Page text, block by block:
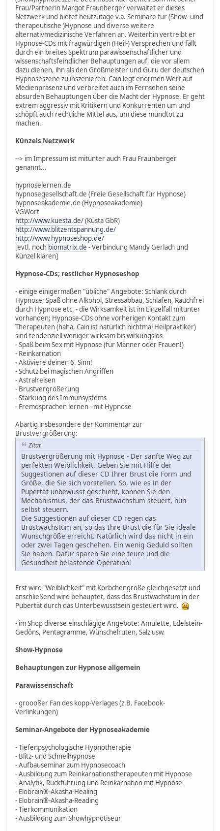
Frau/Partnerin Margot Fraunberger verwaltet er dieses
Netzwerk und bietet heutzutage v.a. Seminare für (Show- uind
therapeutische )Hypnose und diverse weitere
alternativmedizinische Verfahren an. Weiterhin vertreibt er
Hypnose-CDs mit fragwürdigen (Heil-) Versprechen und fällt
durch ein breites Spektrum parawissenschaftlicher und
wissenschaftsfeindlicher Behauptungen auf, die vor allem
dazu dienen, ihn als den Großmeister und Guru der deutschen
Hypnoseszene zu inszenieren. Cain legt enormen Wert auf
Medienpräsenz und verbreitet auch im Fernsehen seine
absurden Behauptungen über die Macht der Hypnose. Er geht
extrem aggressiv mit Kritikern und Konkurrenten um und
schöpft auch rechtliche Mittel aus, um diese mundtot zu
machen.
Künzels Netzwerk
--> im Impressum ist mitunter auch Frau Fraunberger
genannt...
hypnoselernen.de
hypnosegesellschaft.de (Freie Gesellschaft für Hypnose)
hypnoseakademie.de (Hypnoseakademie)
VGWort
http://www.kuesta.de/(Küsta GbR)
http://www.blitzentspannung.de/
http://www.hypnoseshop.de/
[evtl. noch biomatrix.de - Verbindung Mandy Gerlach und
Künzel klären]
Hypnose-CDs; restlicher Hypnoseshop
- einige einigermaßen "übliche" Angebote: Schlank durch
Hypnose; Spaß ohne Alkohol, Stressabbau, Schlafen, Rauchfrei
durch Hypnose etc. - die Wirksamkeit ist im Einzelfall mitunter
vorhanden; Hypnose-CDs ohne vorherigen Kontakt zum
Therapeuten (haha, Cain ist natürlich nichtmal Heilpraktiker)
sind tendenziell weniger wirksam bis wirkungslos
- Spaß beim Sex mit Hypnose (für Männer oder Frauen!)
- Reinkarnation
- Aktiviere deinen 6. Sinn!
- Schutz bei magischen Angriffen
- Astralreisen
- Brustvergrößerung
- Stärkung des Immunsystems
- Fremdsprachen lernen - mit Hypnose
Abartig insbesondere der Kommentar zur
Brustvergrößerung:
Zitat
Brustvergrößerung mit Hypnose - Der sanfte Weg zur
perfekten Weiblichkeit. Geben Sie mit Hilfe der
Suggestionen auf dieser CD Ihrer Brust die Form und
Größe, die Sie sich vorstellen. So, wie es in der
Pupertät unbewusst geschieht, können Sie den
Mechanismus, der das Brustwachstum steuert, nun
selbst steuern.
Die Suggestionen auf dieser CD regen das
Brustwachstum an, so das Ihre Brust die für Sie ideale
Wunschgröße erreicht. Natürlich wird das nicht in ein
oder zwei Tagen geschehen. Ein wenig Geduld sollten
Sie haben. Dafür sparen Sie eine teure und die
Gesundheit belastende Operation!
Erst wird "Weiblichkeit" mit Körbchengröße gleichgesetzt und
anschließend wird behauptet, dass das Brustwachstum in der
Pubertät durch das Unterbewusstsein gesteuert wird.
- im Shop diverse einschlägige Angebote: Amulette, Edelstein-
Gedöns, Pentagramme, Wünschelruten, Salz usw.
Show-Hypnose
Behauptungen zur Hypnose allgemein
Parawissenschaft
- groooßer Fan des kopp-Verlages (z.B. Facebook-
Verlinkungen)
Seminar-Angebote der Hypnoseakademie
- Tiefenpsychologische Hypnotherapie
- Blitz- und Schnellhypnose
- Aufbauseminar zum Hypnosecoach
- Ausbildung zum Reinkarnationstherapeuten mit Hypnose
- Analytik, Rückführung und Reinkarnation mit Hypnose
- Elobrain®-Akasha-Healing
- Elobrain®-Akasha-Reading
- Tierkommunikation
- Ausbildung zum Showhypnotiseur